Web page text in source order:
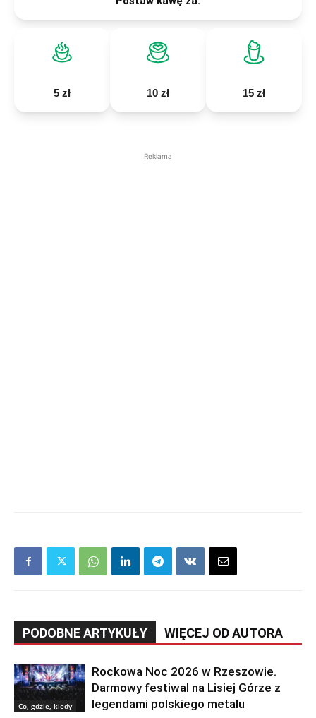
5 zł 10 zł 15 zł
Reklama
PODOBNE ARTYKUŁY WIĘCEJ OD AUTORA
Co, gdzie, kiedy
Rockowa Noc 2026 w Rzeszowie.
Darmowy festiwal na Lisiej Górze z
legendami polskiego metalu